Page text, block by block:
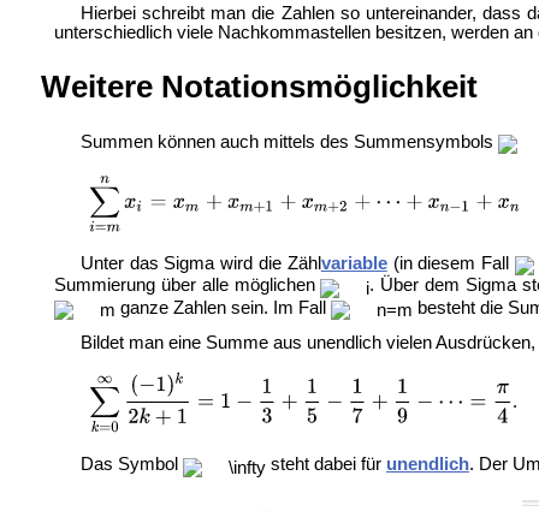
Hierbei schreibt man die Zahlen so untereinander, dass
unterschiedlich viele Nachkommastellen besitzen, werden
Weitere Notationsmöglichkeit
Summen können auch mittels des Summensymbols
Unter das Sigma wird die Zählvariable(in diesem Fall
Summierung über alle möglichen
. Über dem Sigma
ganze Zahlen sein. Im Fall
besteht die
Bildet man eine Summe aus unendlich vielen
.
Das Symbol steht dabei für unendlich. Der